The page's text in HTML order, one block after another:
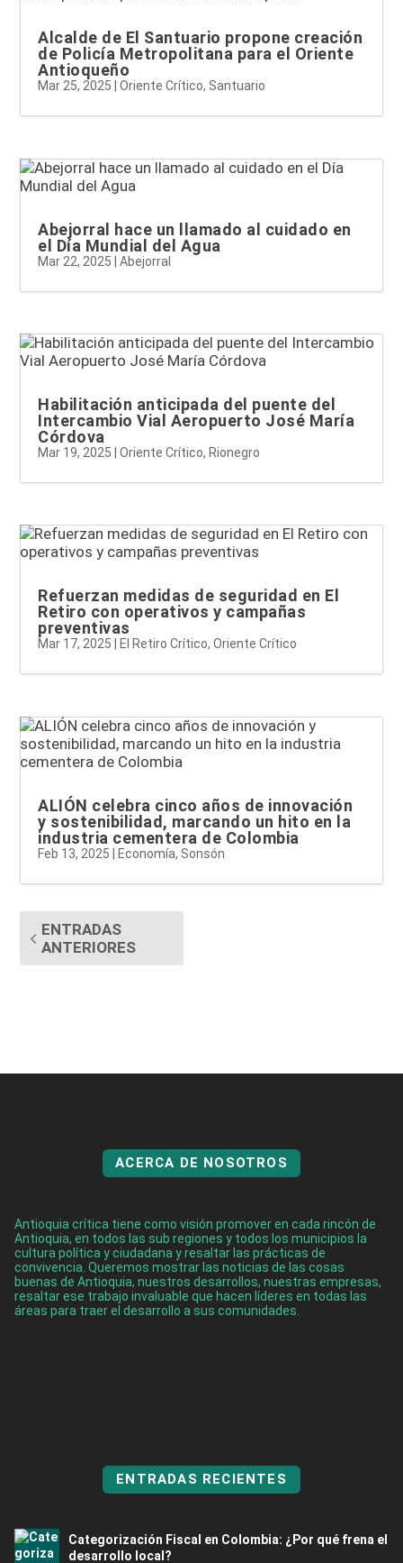
Alcalde de El Santuario propone creación
de Policía Metropolitana para el Oriente
Antioqueño
Mar 25, 2025 |Oriente Crítico, Santuario
Abejorral hace un llamado al cuidado en
el Día Mundial del Agua
Mar 22, 2025 |Abejorral
Habilitación anticipada del puente del
Intercambio Vial Aeropuerto José María
Córdova
Mar 19, 2025 |Oriente Crítico, Rionegro
Refuerzan medidas de seguridad en El
Retiro con operativos y campañas
preventivas
Mar 17, 2025 El Retiro Crítico,Oriente Crítico
ALIÓN celebra cinco años de innovación
y sostenibilidad, marcando un hito en la
industria cementera de Colombia
Feb 13, 2025 Economía, Sonsón
ENTRADAS
ANTERIORES
ACERCA DE NOSOTROS
Antioquia crítica tiene como visión promover en cada rincón de
Antioquia, en todos las sub regiones y todos los municipios la
cultura política y ciudadana y resaltar las prácticas de
convivencia. Queremos mostrar las noticias de las cosas
buenas de Antioquia, nuestros desarrollos, nuestras empresas,
resaltar ese trabajo invaluable que hacen líderes en todas las
áreas para traer el desarrollo a sus comunidades.
ENTRADAS RECIENTES
Categorización Fiscal en Colombia: ¿Por qué frena el
desarrollo local?